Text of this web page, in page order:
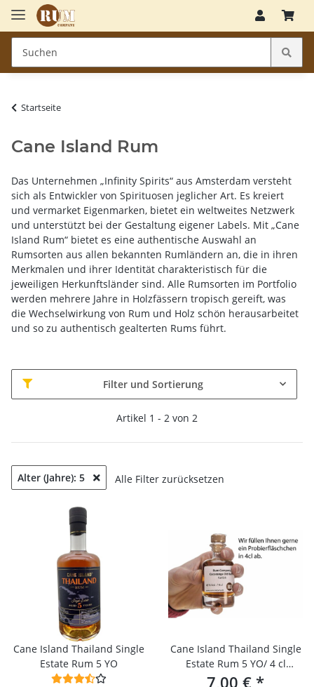
Startseite
Cane Island Rum
Das Unternehmen „Infinity Spirits“ aus Amsterdam versteht
sich als Entwickler von Spirituosen jeglicher Art. Es kreiert
und vermarket Eigenmarken, bietet ein weltweites Netzwerk
und unterstützt bei der Gestaltung eigener Labels. Mit „Cane
Island Rum“ bietet es eine authentische Auswahl an
Rumsorten aus allen bekannten Rumländern an, die in ihren
Merkmalen und ihrer Identität charakteristisch für die
jeweiligen Herkunftsländer sind. Alle Rumsorten im Portfolio
werden mehrere Jahre in Holzfässern tropisch gereift, was
die Wechselwirkung von Rum und Holz schön herausarbeitet
und so zu authentisch gealterten Rums führt.
Filter und Sortierung
Artikel 1 - 2 von 2
Alter (Jahre): 5 Alle Filter zurücksetzen
Cane Island Thailand Single
Estate Rum 5 YO
Cane Island Thailand Single
Estate Rum 5 YO/ 4 cl
Probierfläschchen
7,00 € *